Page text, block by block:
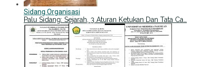
Sidang Organisasi
Palu Sidang: Sejarah, 3 Aturan Ketukan Dan Tata Ca…